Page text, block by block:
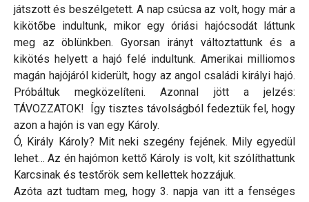
játszott és beszélgetett. A nap csúcsa az volt, hogy már a
kikötőbe indultunk, mikor egy óriási hajócsodát láttunk
meg az öblünkben. Gyorsan irányt változtattunk és a
kikötés helyett a hajó felé indultunk. Amerikai milliomos
magán hajójáról kiderült, hogy az angol családi királyi hajó.
Próbáltuk megközelíteni. Azonnal jött a jelzés:
TÁVOZZATOK! Így tisztes távolságból fedeztük fel, hogy
azon a hajón is van egy Károly.
Ó, Király Károly? Mit neki szegény fejének. Mily egyedül
lehet… Az én hajómon kettő Károly is volt, kit szólíthattunk
Karcsinak és testőrök sem kellettek hozzájuk.
Azóta azt tudtam meg, hogy 3. napja van itt a fenséges